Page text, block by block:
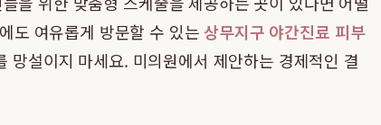
도 여유롭게 방문할 수 있는 상무지구 야간진료 피부
설이지 마세요. 미의원에서 제안하는 경제적인 결